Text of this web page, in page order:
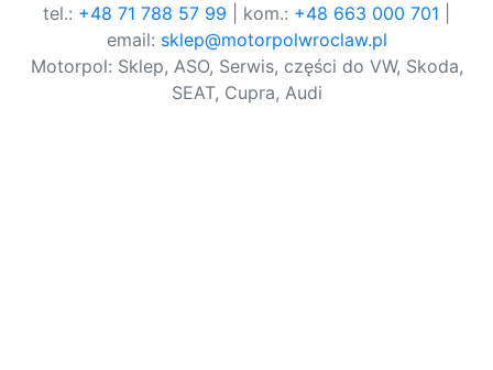
tel.: +48 71 788 57 99 | kom.: +48 663 000 701
email: sklep@motorpolwroclaw.pl
Motorpol: Sklep, ASO, Serwis, części do VW, Skoda,
SEAT, Cupra, Audi